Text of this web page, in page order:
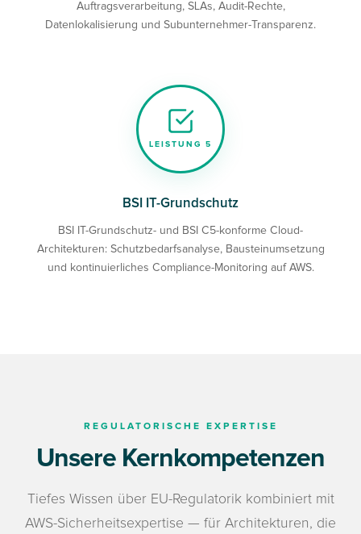
Auftragsverarbeitung, SLAs, Audit-Rechte,
Datenlokalisierung und Subunternehmer-Transparenz.
LEISTUNG 5
BSI IT-Grundschutz
BSI IT-Grundschutz- und BSI C5-konforme Cloud-
Architekturen: Schutzbedarfsanalyse, Bausteinumsetzung
und kontinuierliches Compliance-Monitoring auf AWS.
REGULATORISCHE EXPERTISE
Unsere Kernkompetenzen
Tiefes Wissen über EU-Regulatorik kombiniert mit
AWS-Sicherheitsexpertise — für Architekturen, die